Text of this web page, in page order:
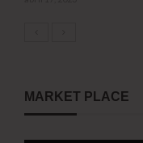
MARKET PLACE